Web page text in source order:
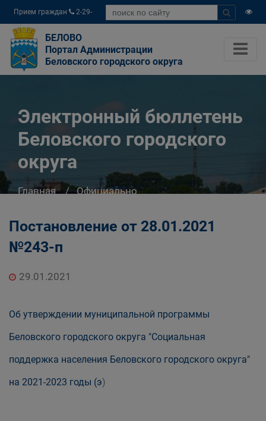
Прием граждан
2-29-
04
БЕЛОВО
Портал Администрации
Беловского городского округа
Электронный бюллетень
Беловского городского
округа
Главная
Официально
Постановление от 28.01.2021
№243-п
29.01.2021
Об утверждении муниципальной программы
Беловского городского округа "Социальная
поддержка населения Беловского городского округа"
на 2021-2023 годы (э)